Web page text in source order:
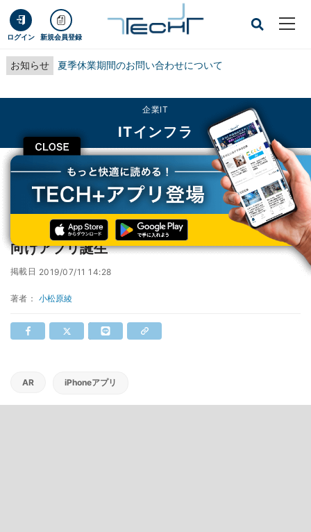
ログイン 新規会員登録
お知らせ 夏季休業期間のお問い合わせについて
CLOSE
企業IT
ITインフラ
TECH+ 企業IT
ITインフラ
マンガ×AI・ARで天気予報を表現したiPhone向けアプリ誕生
マンガ×AI・ARで天気予報を表現したiPhone
向けアプリ誕生
掲載日 2019/07/11 14:28
著者： 小松原綾
AR iPhoneアプリ